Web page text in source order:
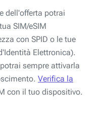
dell'offerta potrai
SIM/eSIM
con SPID o le tue
Elettronica).
sempre attivarla
Verifica la
con il tuo dispositivo.